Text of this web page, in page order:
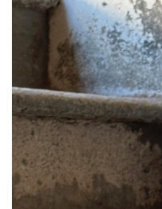
ARREDO
TESSUTI E CARTA DA